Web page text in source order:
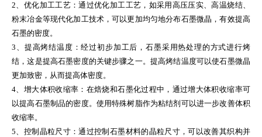
2、优化加工工艺：通过优化加工工艺，如采用高压压实、高温烧结、
粉末冶金等现代化加工技术，可以更加均匀地分布石墨微晶，有效提高
石墨的密度。
3、提高烤结温度：经过初步加工后，石墨采用热处理的方式进行烤
结，这是提高石墨密度的关键步骤之一。提高烤结温度可以使石墨微晶
更加致密，从而提高体密度。
4、增大体积收缩率：在焙烧和石墨化过程中，通过增大体积收缩率可
以提高石墨制品的密度。使用特殊树脂作为粘结剂可以进一步改善体积
收缩率。
5、控制晶粒尺寸：通过控制石墨材料的晶粒尺寸，可以改善其织构并